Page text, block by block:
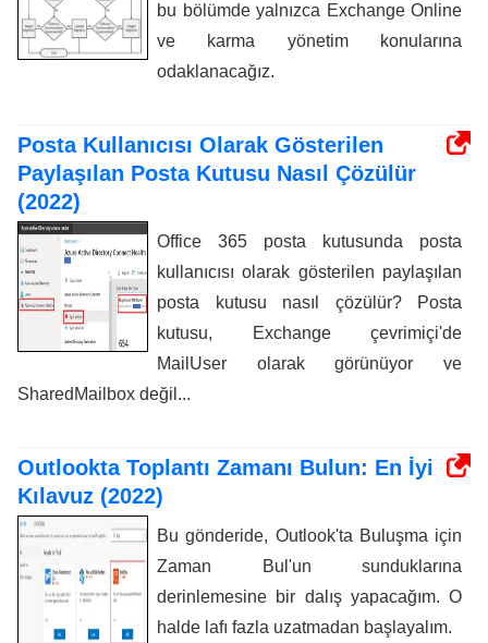
bu bölümde yalnızca Exchange Online
ve karma yönetim konularına
odaklanacağız.
Posta Kullanıcısı Olarak Gösterilen
Paylaşılan Posta Kutusu Nasıl Çözülür
(2022)
Office 365 posta kutusunda posta
kullanıcısı olarak gösterilen paylaşılan
posta kutusu nasıl çözülür? Posta
kutusu, Exchange çevrimiçi'de
MailUser olarak görünüyor ve
SharedMailbox değil...
Outlookta Toplantı Zamanı Bulun: En İyi
Kılavuz (2022)
Bu gönderide, Outlook'ta Buluşma için
Zaman Bul'un sunduklarına
derinlemesine bir dalış yapacağım. O
halde lafı fazla uzatmadan başlayalım.